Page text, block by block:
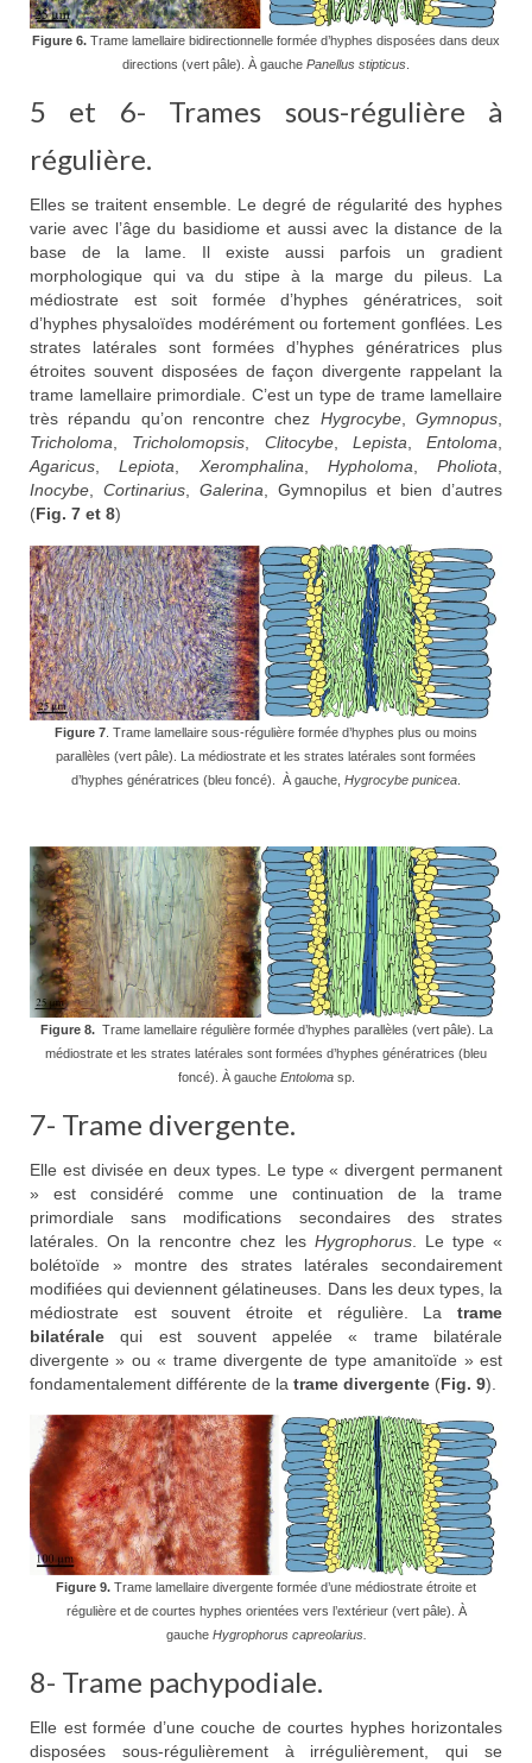
Figure 6. Trame lamellaire bidirectionnelle formée d’hyphes disposées dans deux
directions (vert pâle). À gauche Panellus stipticus
5 et 6- Trames sous-régulière à
régulière.
Elles se traitent ensemble. Le degré de régularité des hyphes
varie avec l’âge du basidiome et aussi avec la distance de la
base de la lame. Il existe aussi parfois un gradient
morphologique qui va du stipe à la marge du pileus. La
médiostrate est soit formée d’hyphes génératrices, soit
d’hyphes physaloïdes modérément ou fortement gonflées. Les
strates latérales sont formées d’hyphes génératrices plus
étroites souvent disposées de façon divergente rappelant la
trame lamellaire primordiale. C’est un type de trame lamellaire
très répandu qu’on rencontre chez Hygrocybe,Gymnopus
Tricholoma
Tricholomopsis Clitocybe, Lepista Entoloma
Agaricus ,Lepiota Xeromphalina Hypholoma Pholiota
Inocybe
Cortinarius Galerina , Gymnopilus et bien d’autres
(Fig. 7 et 8)
Figure 7 . Trame lamellaire sous-régulière formée d’hyphes plus ou moins
parallèles (vert pâle). La médiostrate et les strates latérales sont formées
d’hyphes génératrices (bleu foncé). À gauche, Hygrocybe punicea
Figure 8.Trame lamellaire régulière formée d’hyphes parallèles (vert pâle). La
médiostrate et les strates latérales sont formées d’hyphes génératrices (bleu
foncé). À gauche Entolomasp.
7- Trame divergente.
Elle est divisée en deux types. Le type « divergent permanent
» est considéré comme une continuation de la trame
primordiale sans modifications secondaires des strates
latérales. On la rencontre chez les Hygrophorus. Le type «
bolétoïde » montre des strates latérales secondairement
modifiées qui deviennent gélatineuses. Dans les deux types, la
médiostrate est souvent étroite et régulière. La trame
bilatérale qui est souvent appelée « trame bilatérale
divergente » ou « trame divergente de type amanitoïde » est
fondamentalement différente de la trame divergente (Fig. 9).
Figure 9. Trame lamellaire divergente formée d’une médiostrate étroite et
régulière et de courtes hyphes orientées vers l’extérieur (vert pâle). À
gauche Hygrophorus capreolarius.
8- Trame pachypodiale.
Elle est formée d’une couche de courtes hyphes horizontales
disposées sous-régulièrement à irrégulièrement, qui se